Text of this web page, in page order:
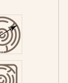
200
150